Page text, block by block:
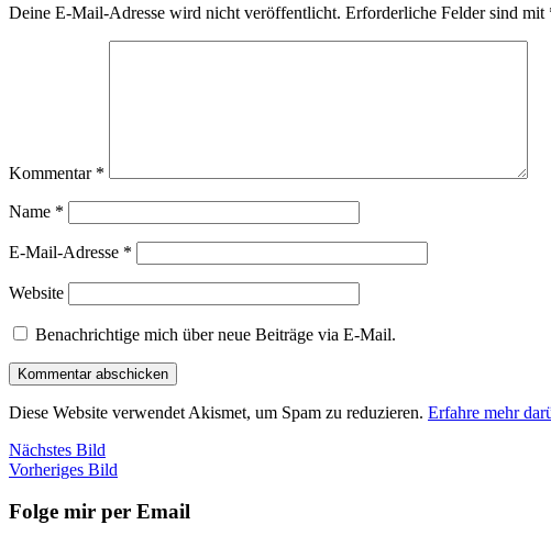
Deine E-Mail-Adresse wird nicht veröffentlicht. Erforderliche Felder sind mit
Kommentar *
Name *
E-Mail-Adresse *
Website
Benachrichtige mich über neue Beiträge via E-Mail.
Diese Website verwendet Akismet, um Spam zu reduzieren. Erfahre mehr
Nächstes Bild
Vorheriges Bild
Folge mir per Email